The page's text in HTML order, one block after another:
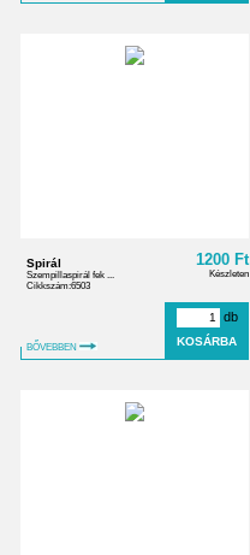
Spirál
Szempillaspirál fek ...
Cikkszám:6503
BŐVEBBEN
1200 Ft
Készleten
db